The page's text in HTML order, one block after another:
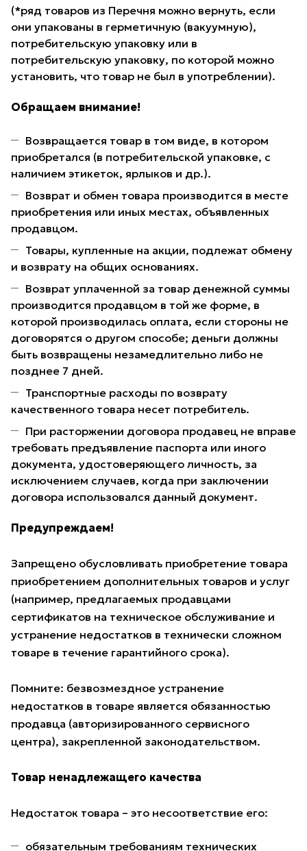
(*ряд товаров из Перечня можно вернуть, если
они упакованы в герметичную (вакуумную),
потребительскую упаковку или в
потребительскую упаковку, по которой можно
установить, что товар не был в употреблении).
Обращаем внимание!
Возвращается товар в том виде, в котором
приобретался (в потребительской упаковке, с
наличием этикеток, ярлыков и др.).
Возврат и обмен товара производится в месте
приобретения или иных местах, объявленных
продавцом.
Товары, купленные на акции, подлежат обмену
и возврату на общих основаниях.
Возврат уплаченной за товар денежной суммы
производится продавцом в той же форме, в
которой производилась оплата, если стороны не
договорятся о другом способе; деньги должны
быть возвращены незамедлительно либо не
позднее 7 дней.
Транспортные расходы по возврату
качественного товара несет потребитель.
При расторжении договора продавец не вправе
требовать предъявление паспорта или иного
документа, удостоверяющего личность, за
исключением случаев, когда при заключении
договора использовался данный документ.
Предупреждаем!
Запрещено обусловливать приобретение товара
приобретением дополнительных товаров и услуг
(например, предлагаемых продавцами
сертификатов на техническое обслуживание и
устранение недостатков в технически сложном
товаре в течение гарантийного срока).
Помните: безвозмездное устранение
недостатков в товаре является обязанностью
продавца (авторизированного сервисного
центра), закрепленной законодательством.
Товар ненадлежащего качества
Недостаток товара – это несоответствие его:
обязательным требованиям технических